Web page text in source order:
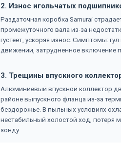
2. Износ игольчатых
Раздаточная коробка Samurai
промежуточного вала из-за
густеет, ускоряя износ. Симптомы:
движении, затрудненное включение
3. Трещины впускного
Алюминиевый впускной коллектор
районе выпускного фланца из-за
бездорожье. В пыльных условиях
нестабильный холостой ход, потеря
зонду.